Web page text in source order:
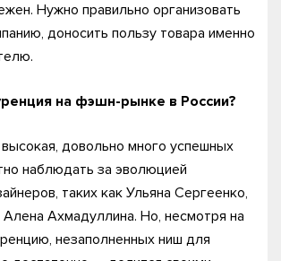
Нужно правильно организовать
доносить пользу товара именно
на фэшн-рынке в России?
довольно много успешных
наблюдать за эволюцией
таких как Ульяна Сергеенко,
Алена Ахмадуллина. Но, несмотря на
незаполненных ниш для